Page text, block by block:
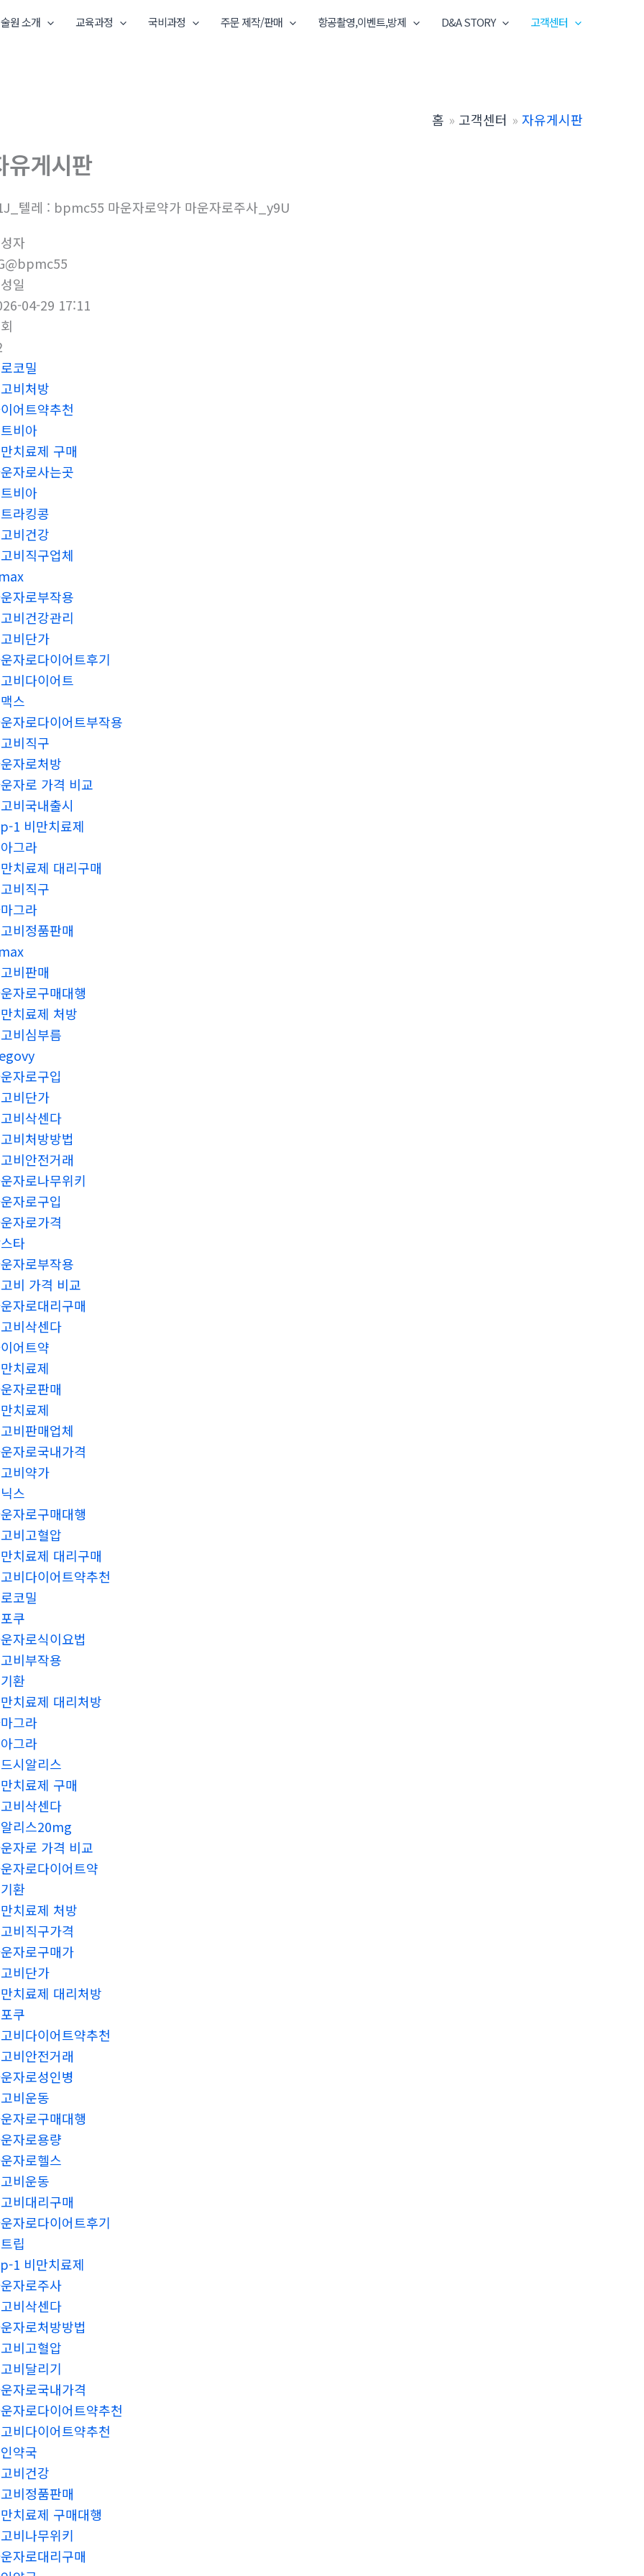
원 소개 교육과정 국비과정 주문 제작/판매 항공촬영,이벤트,방제 D&A STORY 고객센터
홈 고객센터 자유게시판
유게시판
텔레 : bpmc55 마운자로약가 마운자로주사_y9U
자
일
04-29 17:11
코밀
비처방
어트약추천
비아
치료제 구매
자로사는곳
비아
라킹콩
비건강
비직구업체
자로부작용
비건강관리
비단가
자로다이어트후기
비다이어트
스
자로다이어트부작용
비직구
자로처방
자로 가격 비교
비국내출시
1 비만치료제
그라
치료제 대리구매
비직구
그라
비정품판매
비판매
자로구매대행
치료제 처방
비심부름
자로구입
비단가
비삭센다
비처방방법
비안전거래
자로나무위키
자로구입
자로가격
타
자로부작용
비 가격 비교
자로대리구매
비삭센다
어트약
치료제
자로판매
치료제
비판매업체
자로국내가격
비약가
스
자로구매대행
비고혈압
치료제 대리구매
비다이어트약추천
코밀
쿠
자로식이요법
비부작용
환
치료제 대리처방
그라
그라
시알리스
치료제 구매
비삭센다
리스20mg
자로 가격 비교
자로다이어트약
환
치료제 처방
비직구가격
자로구매가
비단가
치료제 대리처방
쿠
비다이어트약추천
비안전거래
자로성인병
비운동
자로구매대행
자로용량
자로헬스
비운동
비대리구매
자로다이어트후기
립
1 비만치료제
자로주사
비삭센다
자로처방방법
비고혈압
비달리기
자로국내가격
자로다이어트약추천
비다이어트약추천
약국
비건강
비정품판매
치료제 구매대행
비나무위키
자로대리구매